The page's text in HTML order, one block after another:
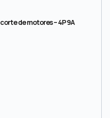
de motores – 4P 9A